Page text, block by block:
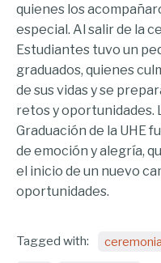
quienes los
especial. Al salir de la
Estudiantes tuvo un
graduados, quienes
de sus vidas y se
retos y oportunidades.
Graduación de la UHE
de emoción y alegría,
el inicio de un nuevo
oportunidades.
Tagged with: ceremonia